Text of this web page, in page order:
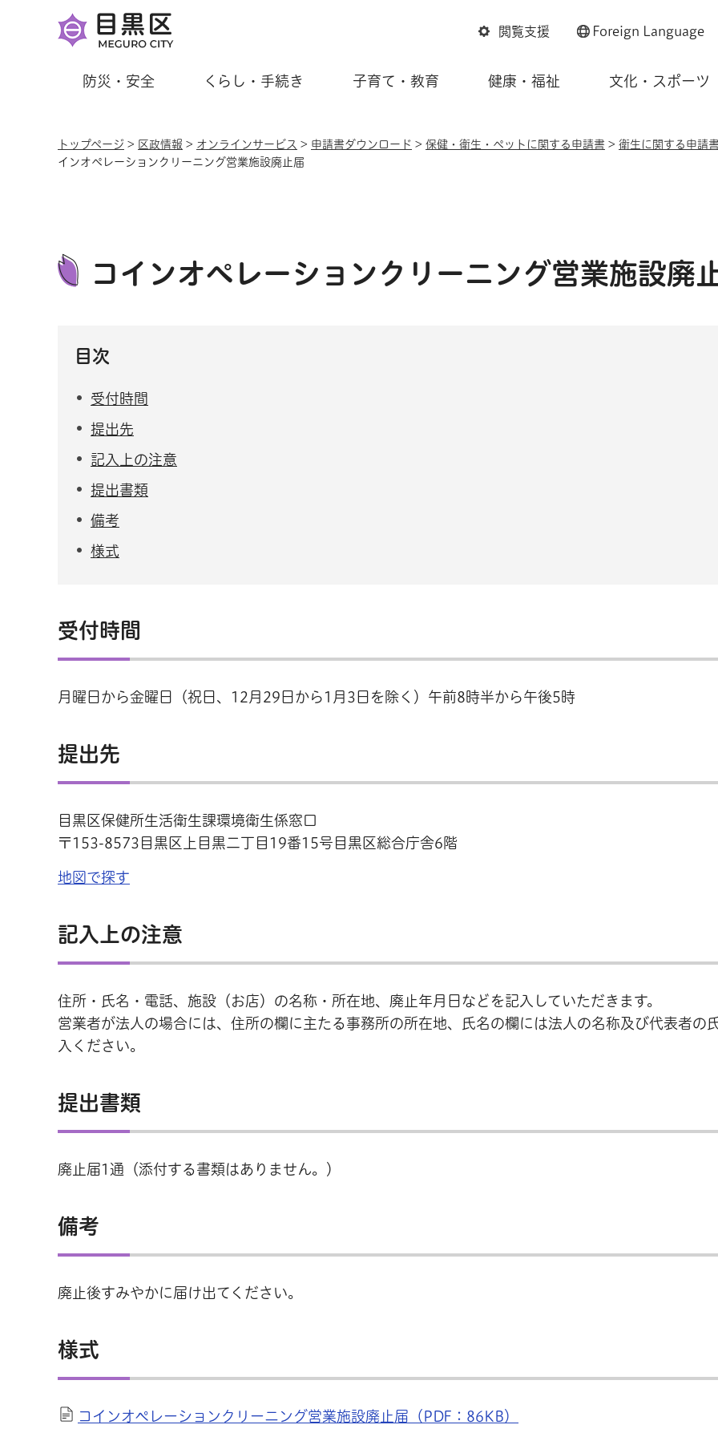
閲覧支援 Foreign Language
防災・安全 くらし・手続き 子育て・教育 健康・福祉 文化・スポーツ
トップページ > 区政情報 > オンラインサービス > 申請書ダウンロード > 保健・衛生・ペットに関する申請書 > 衛生に関する申請
インオペレーションクリーニング営業施設廃止届
コインオペレーションクリーニング営業施設廃
目次
受付時間
提出先
記入上の注意
提出書類
備考
様式
受付時間
月曜日から金曜日（祝日、12月29日から1月3日を除く）午前8時半から午後5時
提出先
目黒区保健所生活衛生課環境衛生係窓口
〒153-8573目黒区上目黒二丁目19番15号目黒区総合庁舎6階
地図で探す
記入上の注意
住所・氏名・電話、施設（お店）の名称・所在地、廃止年月日などを記入していただきます。
営業者が法人の場合には、住所の欄に主たる事務所の所在地、氏名の欄には法人の名称及び代表者の
入ください。
提出書類
廃止届1通（添付する書類はありません。）
備考
廃止後すみやかに届け出てください。
様式
コインオペレーションクリーニング営業施設廃止届（PDF：86KB）